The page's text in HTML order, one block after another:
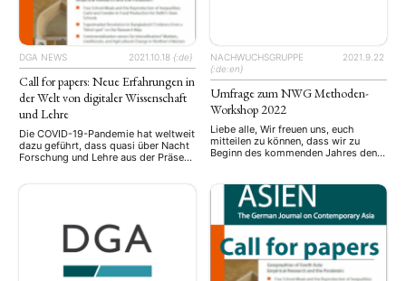
DGA NEWS 2021.10.18 {:de}
Call for papers: Neue Erfahrungen in
der Welt von digitaler Wissenschaft
und Lehre
Die COVID-19-Pandemie hat weltweit
dazu geführt, dass quasi über Nacht
Forschung und Lehre aus der Präsenz
wurde diskutiert und getestet,
Methoden eingeführt und ausgebaut.
Was bis vor kurzem noch als ein Ziel
mittel- bis langfristiger Planung galt,
musste in kürzester …
NACHWUCHSGRUPPE
2021.9.22
{:de:en}
Umfrage zum NWG Methoden-
Workshop 2022
Liebe alle, Wir freuen uns, euch
mitteilen zu können, dass wir zu
Beginn des kommenden Jahres den
wird voraussichtlich vom 4. bis 6.
März 2022 stattfinden. Damit ihr alle
optimal von diesem Workshop
profitieren könnt, bitten wir euch nun
um eure Meinung. Bitte füllt die
untenstehende Umfrage bezüglich
Methoden/Themen …